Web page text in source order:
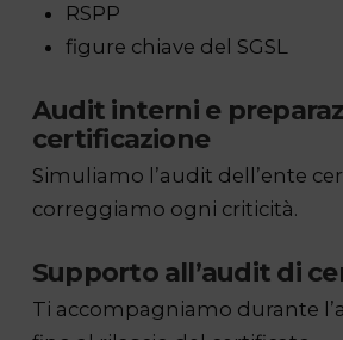
RSPP
figure chiave del SGSL
Audit interni e
certificazione
Simuliamo l’audit dell’ente
correggiamo ogni criticità.
Supporto all’audit di
Ti accompagniamo durante